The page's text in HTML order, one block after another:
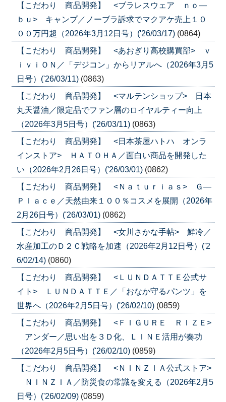
【こだわり 商品開発】 <ブラレスウェア ｎｏ―
ｂｕ> キャンプ／ノーブラ訴求でマクアケ売上１０
００万円超（2026年3月12日号）('26/03/17) (0864)
【こだわり 商品開発】 <あおぎり高校購買部> ｖ
ｉｖｉＯＮ／「デジコン」からリアルへ（2026年3月5
日号）('26/03/11) (0863)
【こだわり 商品開発】 <マルテンショップ> 日本
丸天醤油／限定品でファン層のロイヤルティー向上
（2026年3月5日号）('26/03/11) (0863)
【こだわり 商品開発】 <日本茶屋ハトハ オンラ
インストア> ＨＡＴＯＨＡ／面白い商品を開発した
い（2026年2月26日号）('26/03/01) (0862)
【こだわり 商品開発】 <Ｎａｔｕｒｉａｓ> Ｇ―
Ｐｌａｃｅ／天然由来１００％コスメを展開（2026年
2月26日号）('26/03/01) (0862)
【こだわり 商品開発】 <女川さかな手帖> 鮮冷／
水産加工のＤ２Ｃ戦略を加速（2026年2月12日号）('2
6/02/14) (0860)
【こだわり 商品開発】 <ＬＵＮＤＡＴＴＥ公式サ
イト> ＬＵＮＤＡＴＴＥ／「おなか守るパンツ」を
世界へ（2026年2月5日号）('26/02/10) (0859)
【こだわり 商品開発】 <ＦＩＧＵＲＥ ＲＩＺＥ>
アンダー／思い出を３Ｄ化、ＬＩＮＥ活用が奏功
（2026年2月5日号）('26/02/10) (0859)
【こだわり 商品開発】 <ＮＩＮＺＩＡ公式ストア>
ＮＩＮＺＩＡ／防災食の常識を変える（2026年2月5
日号）('26/02/09) (0859)